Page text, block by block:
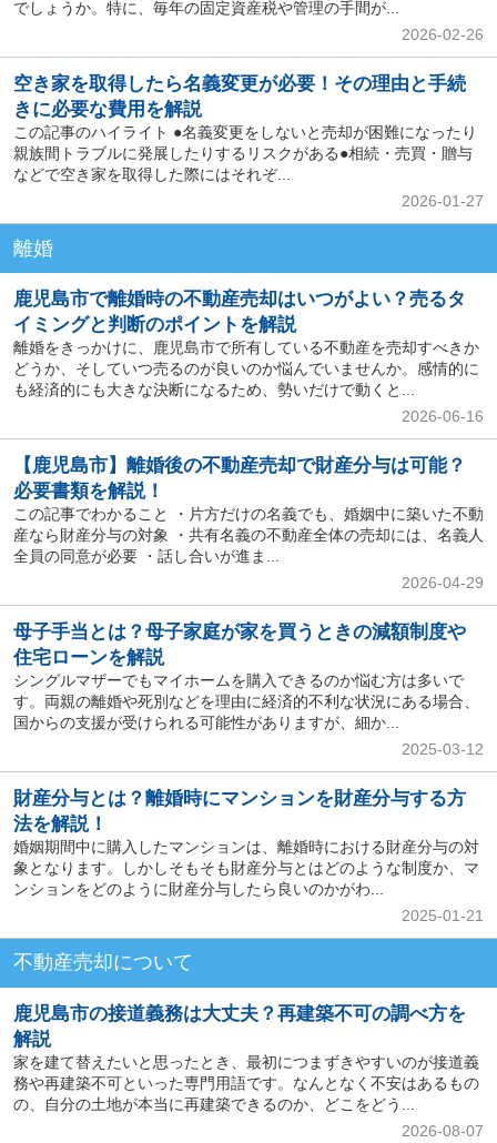
でしょうか。特に、毎年の固定資産税や管理の手間が...
2026-02-26
空き家を取得したら名義変更が必要！その理由と手続
きに必要な費用を解説
この記事のハイライト ●名義変更をしないと売却が困難になったり
親族間トラブルに発展したりするリスクがある●相続・売買・贈与
などで空き家を取得した際にはそれぞ...
2026-01-27
離婚
鹿児島市で離婚時の不動産売却はいつがよい？売るタ
イミングと判断のポイントを解説
離婚をきっかけに、鹿児島市で所有している不動産を売却すべきか
どうか、そしていつ売るのが良いのか悩んでいませんか。感情的に
も経済的にも大きな決断になるため、勢いだけで動くと...
2026-06-16
【鹿児島市】離婚後の不動産売却で財産分与は可能？
必要書類を解説！
この記事でわかること ・片方だけの名義でも、婚姻中に築いた不動
産なら財産分与の対象 ・共有名義の不動産全体の売却には、名義人
全員の同意が必要 ・話し合いが進ま...
2026-04-29
母子手当とは？母子家庭が家を買うときの減額制度や
住宅ローンを解説
シングルマザーでもマイホームを購入できるのか悩む方は多いで
す。両親の離婚や死別などを理由に経済的不利な状況にある場合、
国からの支援が受けられる可能性がありますが、細か...
2025-03-12
財産分与とは？離婚時にマンションを財産分与する方
法を解説！
婚姻期間中に購入したマンションは、離婚時における財産分与の対
象となります。しかしそもそも財産分与とはどのような制度か、マ
ンションをどのように財産分与したら良いのかがわ...
2025-01-21
不動産売却について
鹿児島市の接道義務は大丈夫？再建築不可の調べ方を
解説
家を建て替えたいと思ったとき、最初につまずきやすいのが接道義
務や再建築不可といった専門用語です。なんとなく不安はあるもの
の、自分の土地が本当に再建築できるのか、どこをどう...
2026-08-07